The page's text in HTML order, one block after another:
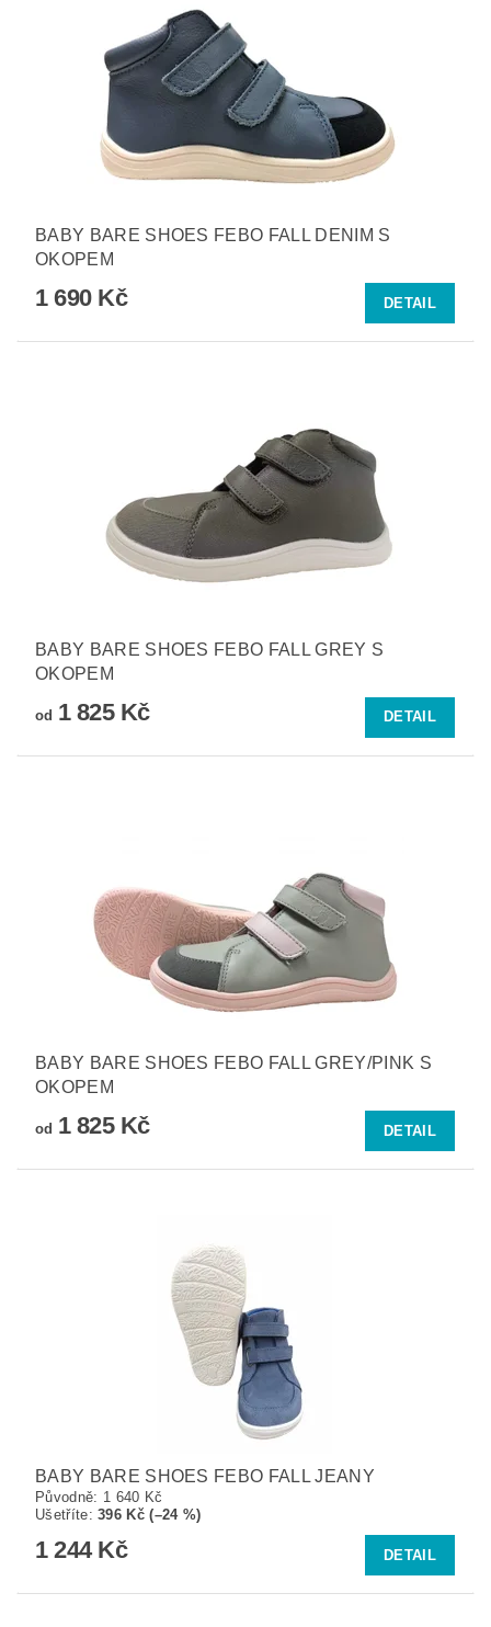
BABY BARE SHOES FEBO FALL DENIM S
OKOPEM
1 690 Kč DETAIL
BABY BARE SHOES FEBO FALL GREY S
OKOPEM
od 1 825 Kč DETAIL
BABY BARE SHOES FEBO FALL GREY/PINK S
OKOPEM
od 1 825 Kč DETAIL
BABY BARE SHOES FEBO FALL JEANY
Původně: 1 640 Kč
Ušetříte:396 Kč (–24 %)
1 244 Kč DETAIL